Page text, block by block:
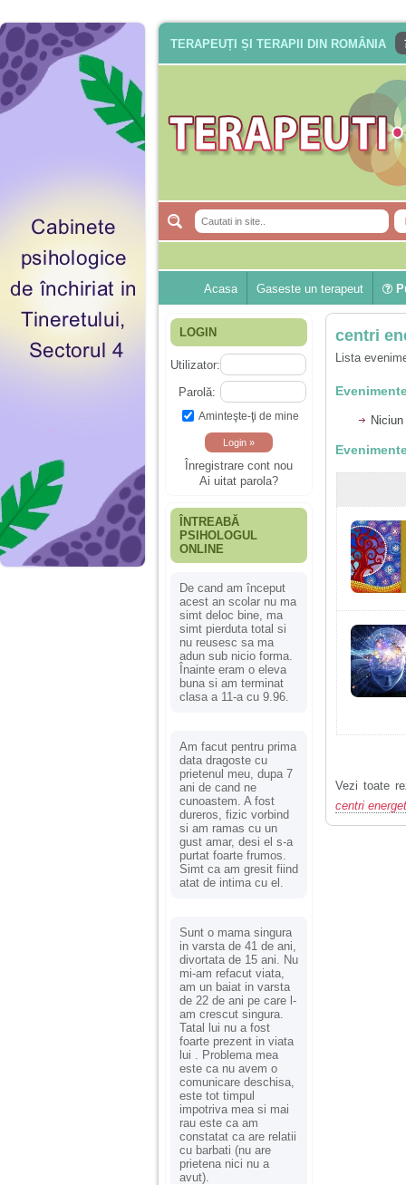
TERAPEUȚI ȘI TERAPII DIN ROMÂNIA
Acasa Gaseste un terapeut
LOGIN
Utilizator:
Parolă:
Aminteşte-ţi de mine
Înregistrare cont nou
Ai uitat parola?
ÎNTREABĂ
PSIHOLOGUL
ONLINE
De cand am început
acest an scolar nu ma
simt deloc bine, ma
simt pierduta total si
nu reusesc sa ma
adun sub nicio forma.
Înainte eram o eleva
buna si am terminat
clasa a 11-a cu 9.96.
Am facut pentru prima
data dragoste cu
prietenul meu, dupa 7
ani de cand ne
cunoastem. A fost
dureros, fizic vorbind
si am ramas cu un
gust amar, desi el s-a
purtat foarte frumos.
Simt ca am gresit fiind
atat de intima cu el.
Sunt o mama singura
in varsta de 41 de ani,
divortata de 15 ani. Nu
mi-am refacut viata,
am un baiat in varsta
de 22 de ani pe care l-
am crescut singura.
Tatal lui nu a fost
foarte prezent in viata
lui . Problema mea
este ca nu avem o
comunicare deschisa,
este tot timpul
impotriva mea si mai
rau este ca am
constatat ca are relatii
cu barbati (nu are
prietena nici nu a
avut).
centri
Lista
Vezi toate
centri